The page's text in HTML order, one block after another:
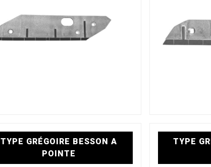
TYPE GRÉGOIRE BESSON A
POINTE
TYPE